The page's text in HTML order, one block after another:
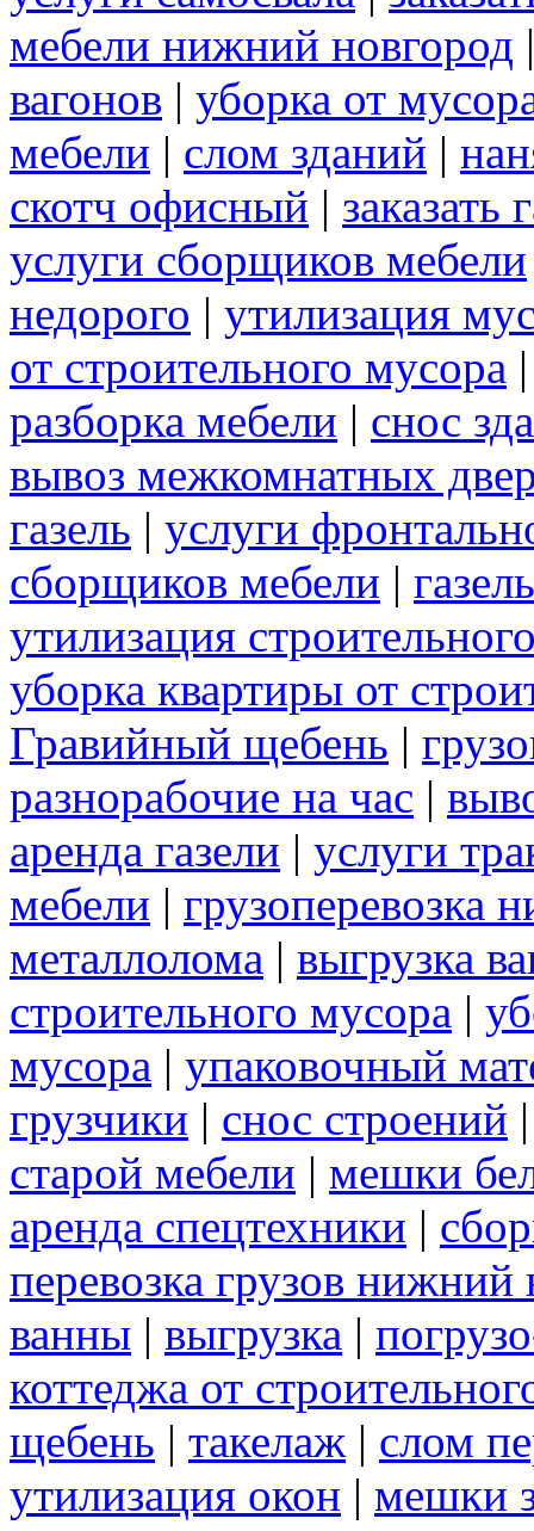
мебели нижний новгород
вагонов | уборка от
мебели | слом зданий |
скотч офисный | заказать
услуги сборщиков мебели
недорого | утилизация
от строительного мусора
разборка мебели | снос
вывоз межкомнатных
газель | услуги
сборщиков мебели |
утилизация
уборка квартиры от
Гравийный щебень |
разнорабочие на час |
аренда газели | услуги
мебели | грузоперевозка
металлолома | выгрузка
строительного мусора |
мусора | упаковочный
грузчики | снос строений
старой мебели | мешки
аренда спецтехники |
перевозка грузов нижний
ванны | выгрузка |
коттеджа от
щебень | такелаж | слом
утилизация окон | мешки